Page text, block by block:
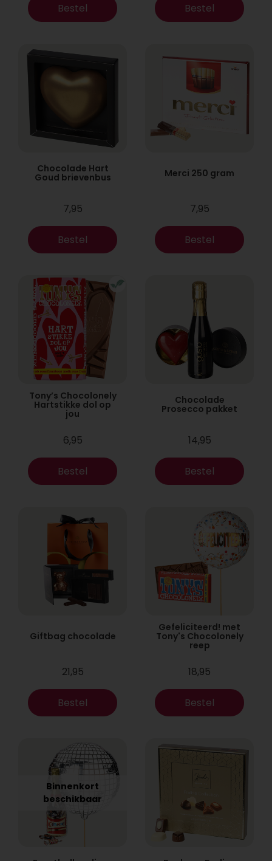
Bestel Bestel
Chocolade Hart
Goud brievenbus
7,95
Bestel
Merci 250 gram
7,95
Bestel
Tony’s Chocolonely
Hartstikke dol op
jou
6,95
Bestel
Chocolade
Prosecco pakket
14,95
Bestel
Giftbag chocolade
21,95
Bestel
Gefeliciteerd! met
Tony's Chocolonely
reep
18,95
Bestel
Binnenkort
beschikbaar